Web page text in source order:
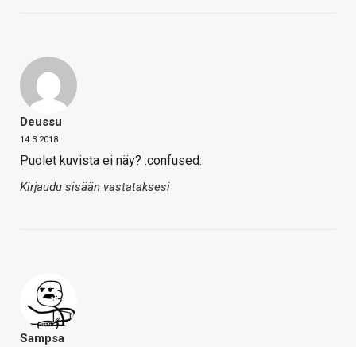
Deussu
14.3.2018
Puolet kuvista ei näy? :confused:
Kirjaudu sisään vastataksesi
Sampsa